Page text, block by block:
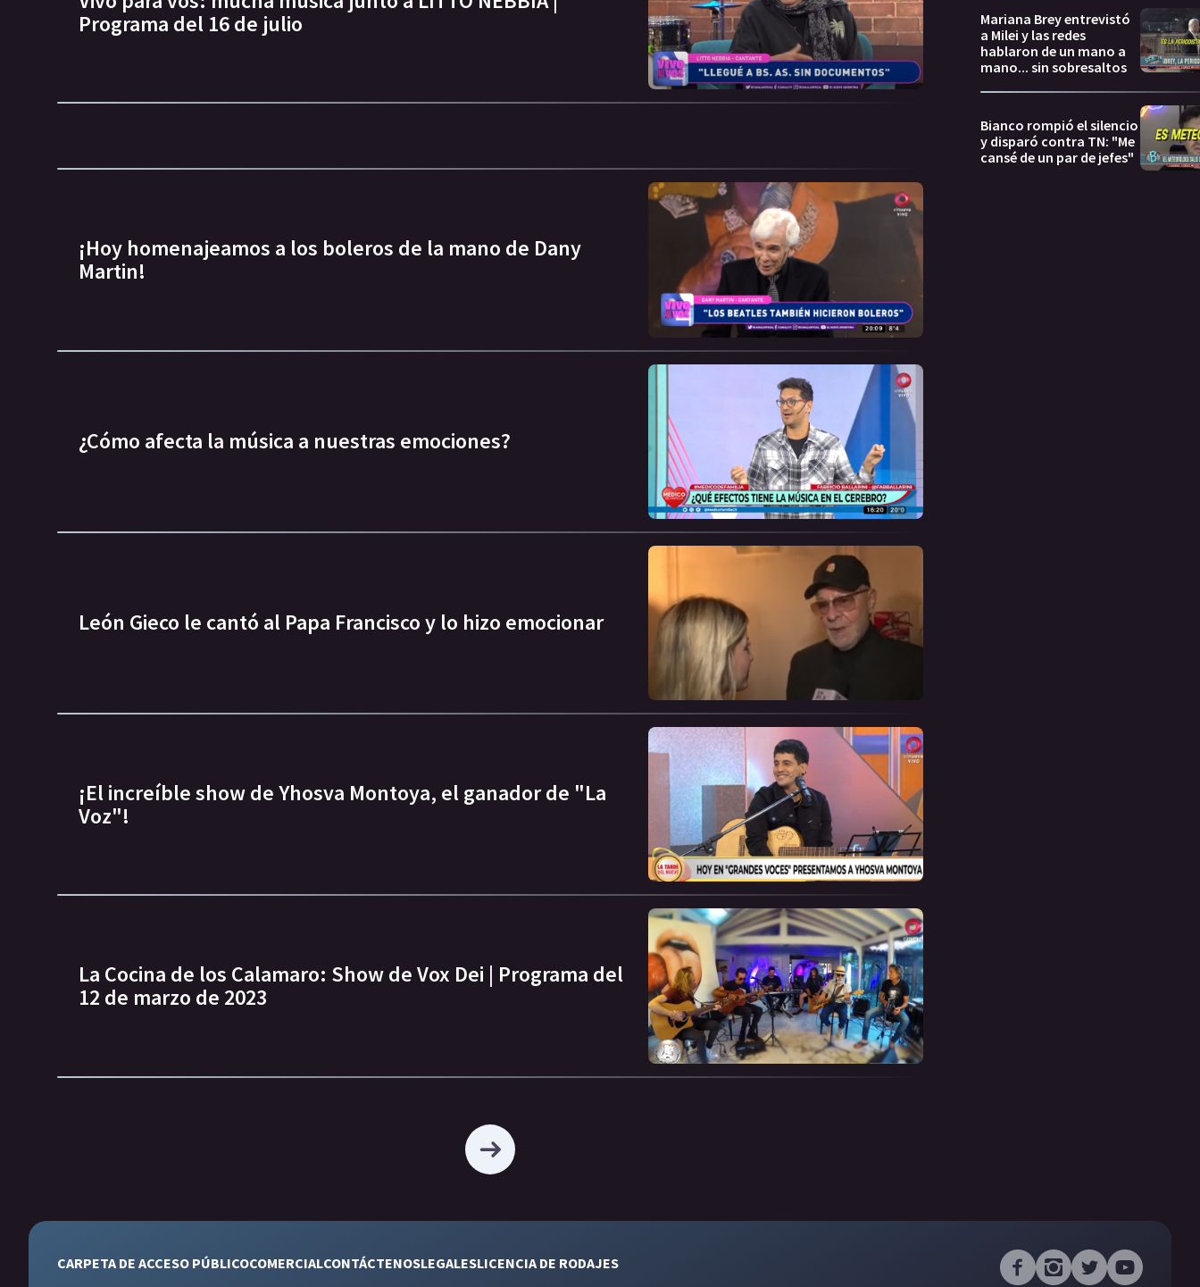
Programa del 16 de julio
¡Hoy homenajeamos a los boleros de la mano de Dany
Martin!
¿Cómo afecta la música a nuestras emociones?
León Gieco le cantó al Papa Francisco y lo hizo emocionar
¡El increíble show de Yhosva Montoya, el ganador de "La
Voz"!
La Cocina de los Calamaro: Show de Vox Dei | Programa del
12 de marzo de 2023
Mariana Brey entrevistó
a Milei y las redes
hablaron de un mano a
mano... sin sobresaltos
Bianco rompió el silencio
y disparó contra TN: "Me
cansé de un par de jefes"
CARPETA DE ACCESO PÚBLICOCOMERCIALCONTÁCTENOSLEGALESLICENCIA DE RODAJES